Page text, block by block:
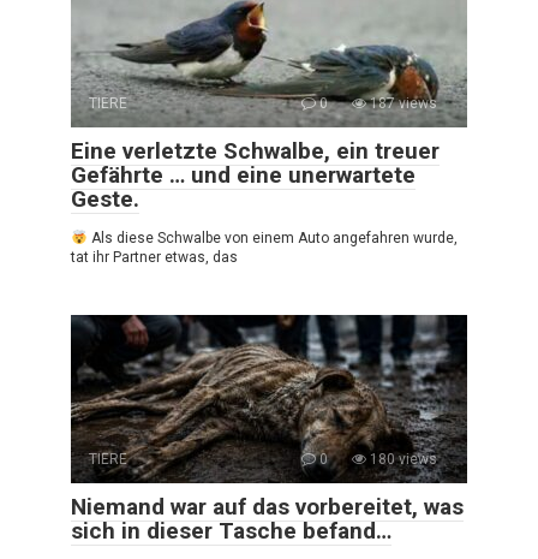
TIERE 0 187 views
Eine verletzte Schwalbe, ein treuer
Gefährte … und eine unerwartete
Geste.
Als diese Schwalbe von einem Auto angefahren wurde,
tat ihr Partner etwas, das
TIERE 0 180 views
Niemand war auf das vorbereitet, was
sich in dieser Tasche befand…